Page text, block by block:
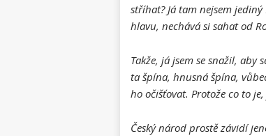
stříhat? Já tam nejsem
hlavu, nechává si sahat od
Takže, já jsem se snažil, aby
ta špína, hnusná špína,
ho očišťovat. Protože co to
Český národ prostě závidí